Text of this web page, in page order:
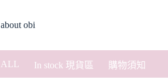
about obi
ALL In stock 現貨區 購物須知